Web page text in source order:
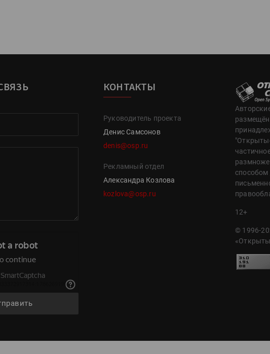
КОНТАКТЫ
Руководитель проекта
Денис Самсонов
denis@osp.ru
Рекламный отдел
Александра Козлова
kozlova@osp.ru
способом
12+
© 1996-